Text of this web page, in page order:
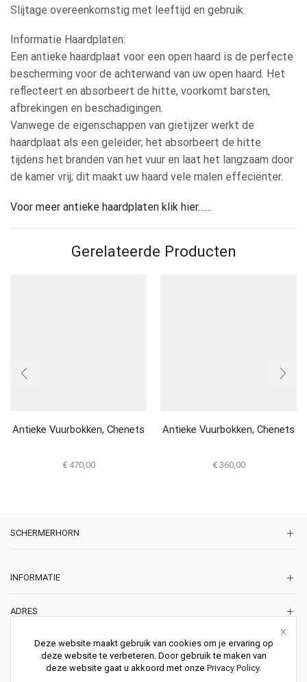
Slijtage overeenkomstig met leeftijd en gebruik.
Informatie Haardplaten:
Een antieke haardplaat voor een open haard is de perfecte
bescherming voor de achterwand van uw open haard. Het
reflecteert en absorbeert de hitte, voorkomt barsten,
afbrekingen en beschadigingen.
Vanwege de eigenschappen van gietijzer werkt de
haardplaat als een geleider; het absorbeert de hitte
tijdens het branden van het vuur en laat het langzaam door
de kamer vrij; dit maakt uw haard vele malen effeciënter.
Voor meer antieke haardplaten klik hier……
Gerelateerde Producten
Antieke Vuurbokken, Chenets
€470,00
Antieke Vuurbokken, Chenets
€360,00
SCHERMERHORN
INFORMATIE
ADRES
2011 ZD HAARLEM
Nederland
Deze website maakt gebruik van cookies om je ervaring op
deze website te verbeteren. Door gebruik te maken van
deze website gaat u akkoord met onze Privacy Policy.